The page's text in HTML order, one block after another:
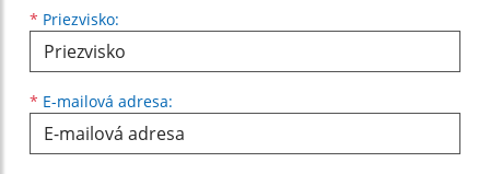
* Priezvisko:
* E-mailová adresa: